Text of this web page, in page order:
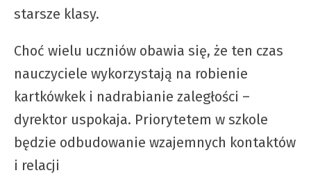
starsze klasy.
Choć wielu uczniów obawia się, że ten czas
nauczyciele wykorzystają na robienie
kartkówkek i nadrabianie zaległości –
dyrektor uspokaja. Priorytetem w szkole
będzie odbudowanie wzajemnych kontaktów
i relacji